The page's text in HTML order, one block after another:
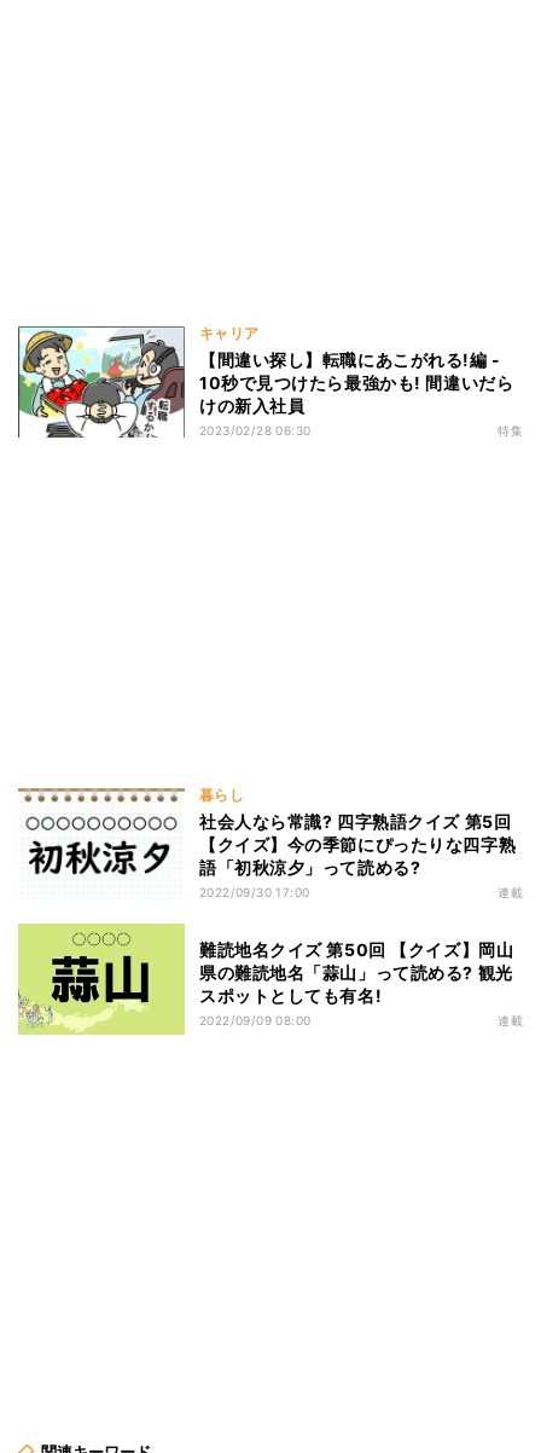
キャリア
【間違い探し】転職にあこがれる!編 -
10秒で見つけたら最強かも! 間違いだら
けの新入社員
2023/02/28 06:30 特集
暮らし
社会人なら常識? 四字熟語クイズ 第5回
【クイズ】今の季節にぴったりな四字熟
語「初秋涼夕」って読める?
2022/09/30 17:00 連載
難読地名クイズ 第50回 【クイズ】岡山
県の難読地名「蒜山」って読める? 観光
スポットとしても有名!
2022/09/09 08:00 連載